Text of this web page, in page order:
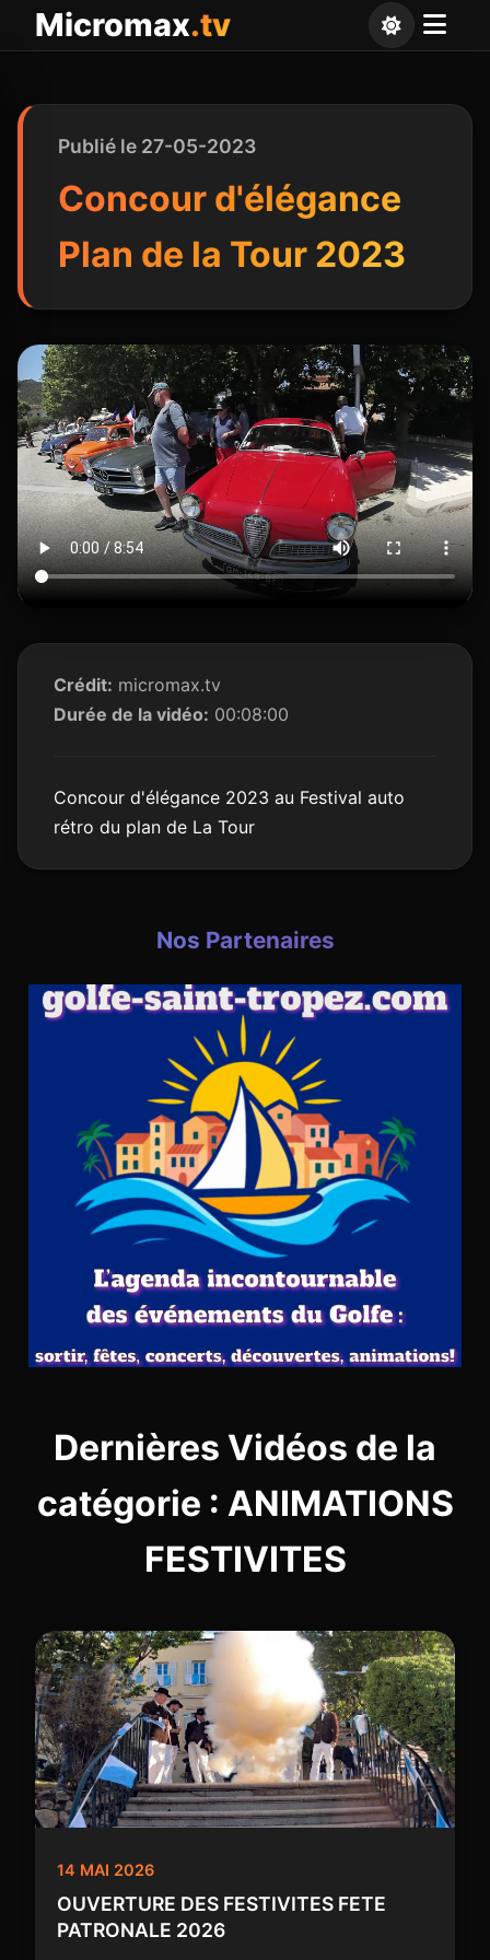
Micromax.tv
Publié le 27-05-2023
Concour d'élégance
Plan de la Tour 2023
Crédit: micromax.tv
Durée de la vidéo: 00:08:00
Concour d'élégance 2023 au Festival auto
rétro du plan de La Tour
Nos Partenaires
Dernières Vidéos de la
catégorie : ANIMATIONS
FESTIVITES
14 MAI 2026
OUVERTURE DES FESTIVITES FETE
PATRONALE 2026
Panneau de gestion des cookies